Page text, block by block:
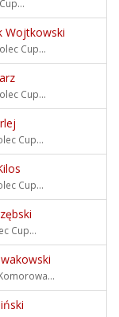
Wojtkowski
Cup...
Cup...
Cup...
Cup...
Cup...